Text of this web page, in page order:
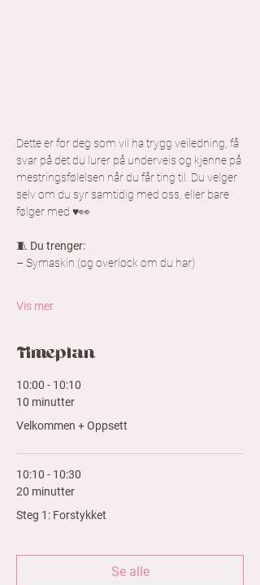
Dette er for deg som vil ha trygg veiledning, få
svar på det du lurer på underveis og kjenne på
mestringsfølelsen når du får ting til. Du velger
selv om du syr samtidig med oss, eller bare
følger med ♥️👀
🧵 Du trenger:
– Symaskin (og overlock om du har)
Vis mer
Timeplan
10:00 - 10:10
10 minutter
Velkommen + Oppsett
10:10 - 10:30
20 minutter
Steg 1: Forstykket
Se alle